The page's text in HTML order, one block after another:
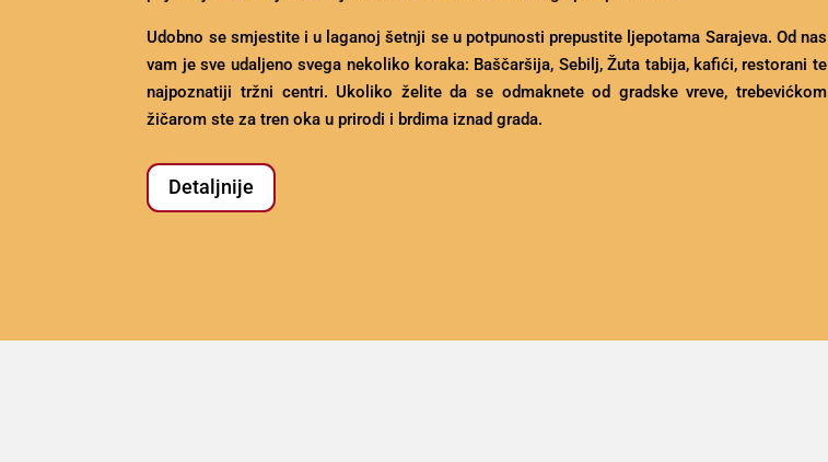
Udobno se smjestite i u laganoj šetnji se u potpunosti prepustite ljepotama Sarajeva. Od nas
vam je sve udaljeno svega nekoliko koraka: Baščaršija, Sebilj, Žuta tabija, kafići, restorani te
najpoznatiji tržni centri. Ukoliko želite da se odmaknete od gradske vreve, trebevićkom
žičarom ste za tren oka u prirodi i brdima iznad grada.
Detaljnije